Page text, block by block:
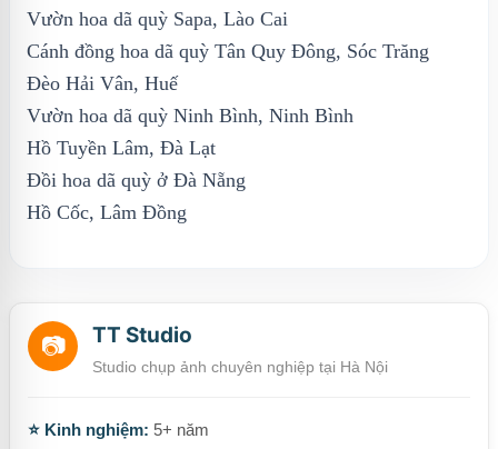
Vườn hoa dã quỳ Sapa, Lào Cai
Cánh đồng hoa dã quỳ Tân Quy Đông, Sóc Trăng
Đèo Hải Vân, Huế
Vườn hoa dã quỳ Ninh Bình, Ninh Bình
Hồ Tuyền Lâm, Đà Lạt
Đồi hoa dã quỳ ở Đà Nẵng
Hồ Cốc, Lâm Đồng
📷 TT Studio
Studio chụp ảnh chuyên nghiệp tại Hà Nội
⭐ Kinh nghiệm: 5+ năm